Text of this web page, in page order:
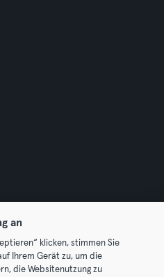
GmbH. All rights reserved.
an
klicken, stimmen Sie
Ihrem Gerät zu, um die
die Websitenutzung zu